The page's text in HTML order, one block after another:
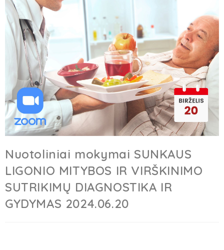
Nuotoliniai mokymai SUNKAUS
LIGONIO MITYBOS IR VIRŠKINIMO
SUTRIKIMŲ DIAGNOSTIKA IR
GYDYMAS 2024.06.20